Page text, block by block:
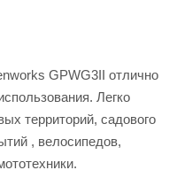
GPWG3II отлично
Легко
территорий, садового
, велосипедов,